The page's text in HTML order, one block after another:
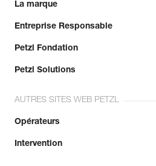
La marque
Entreprise Responsable
Petzl Fondation
Petzl Solutions
AUTRES SITES WEB PETZL
Opérateurs
Intervention